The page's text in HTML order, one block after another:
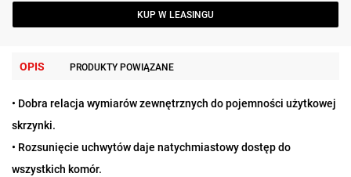
KUP W LEASINGU
OPIS PRODUKTY POWIĄZANE
• Dobra relacja wymiarów zewnętrznych do pojemności użytkowej
skrzynki.
• Rozsunięcie uchwytów daje natychmiastowy dostęp do
wszystkich komór.